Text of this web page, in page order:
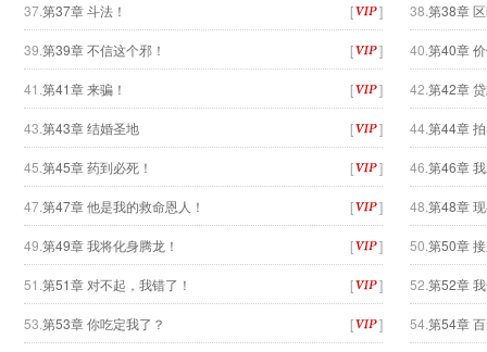
37.第37章 斗法！ [ ] 38. 第38章
39. 第39章 不信这个邪！ [ ] 40. 第40章
41. 第41章 来骗！ [ ] 42. 第42章
43. 第43章 结婚圣地 [ ] 44. 第44章
45. 第45章 药到必死！ [ ] 46. 第46章
47.第47章 他是我的救命恩人！ [ ] 48. 第48章
49. 第49章 我将化身腾龙！ [ ] 50. 第50章
51. 第51章 对不起，我错了！ [ ] 52. 第52章
53. 第53章 你吃定我了？ [ ] 54. 第54章